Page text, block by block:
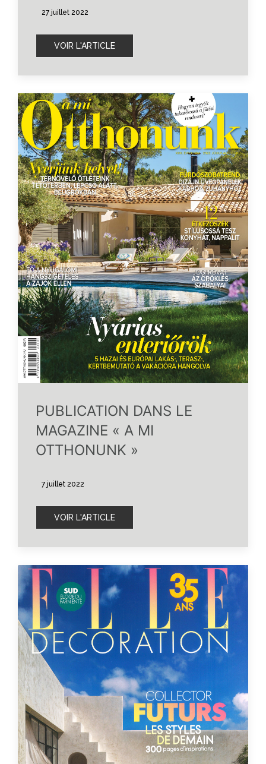
27 juillet 2022
VOIR L'ARTICLE
PUBLICATION DANS LE
MAGAZINE « A MI
OTTHONUNK »
7 juillet 2022
VOIR L'ARTICLE